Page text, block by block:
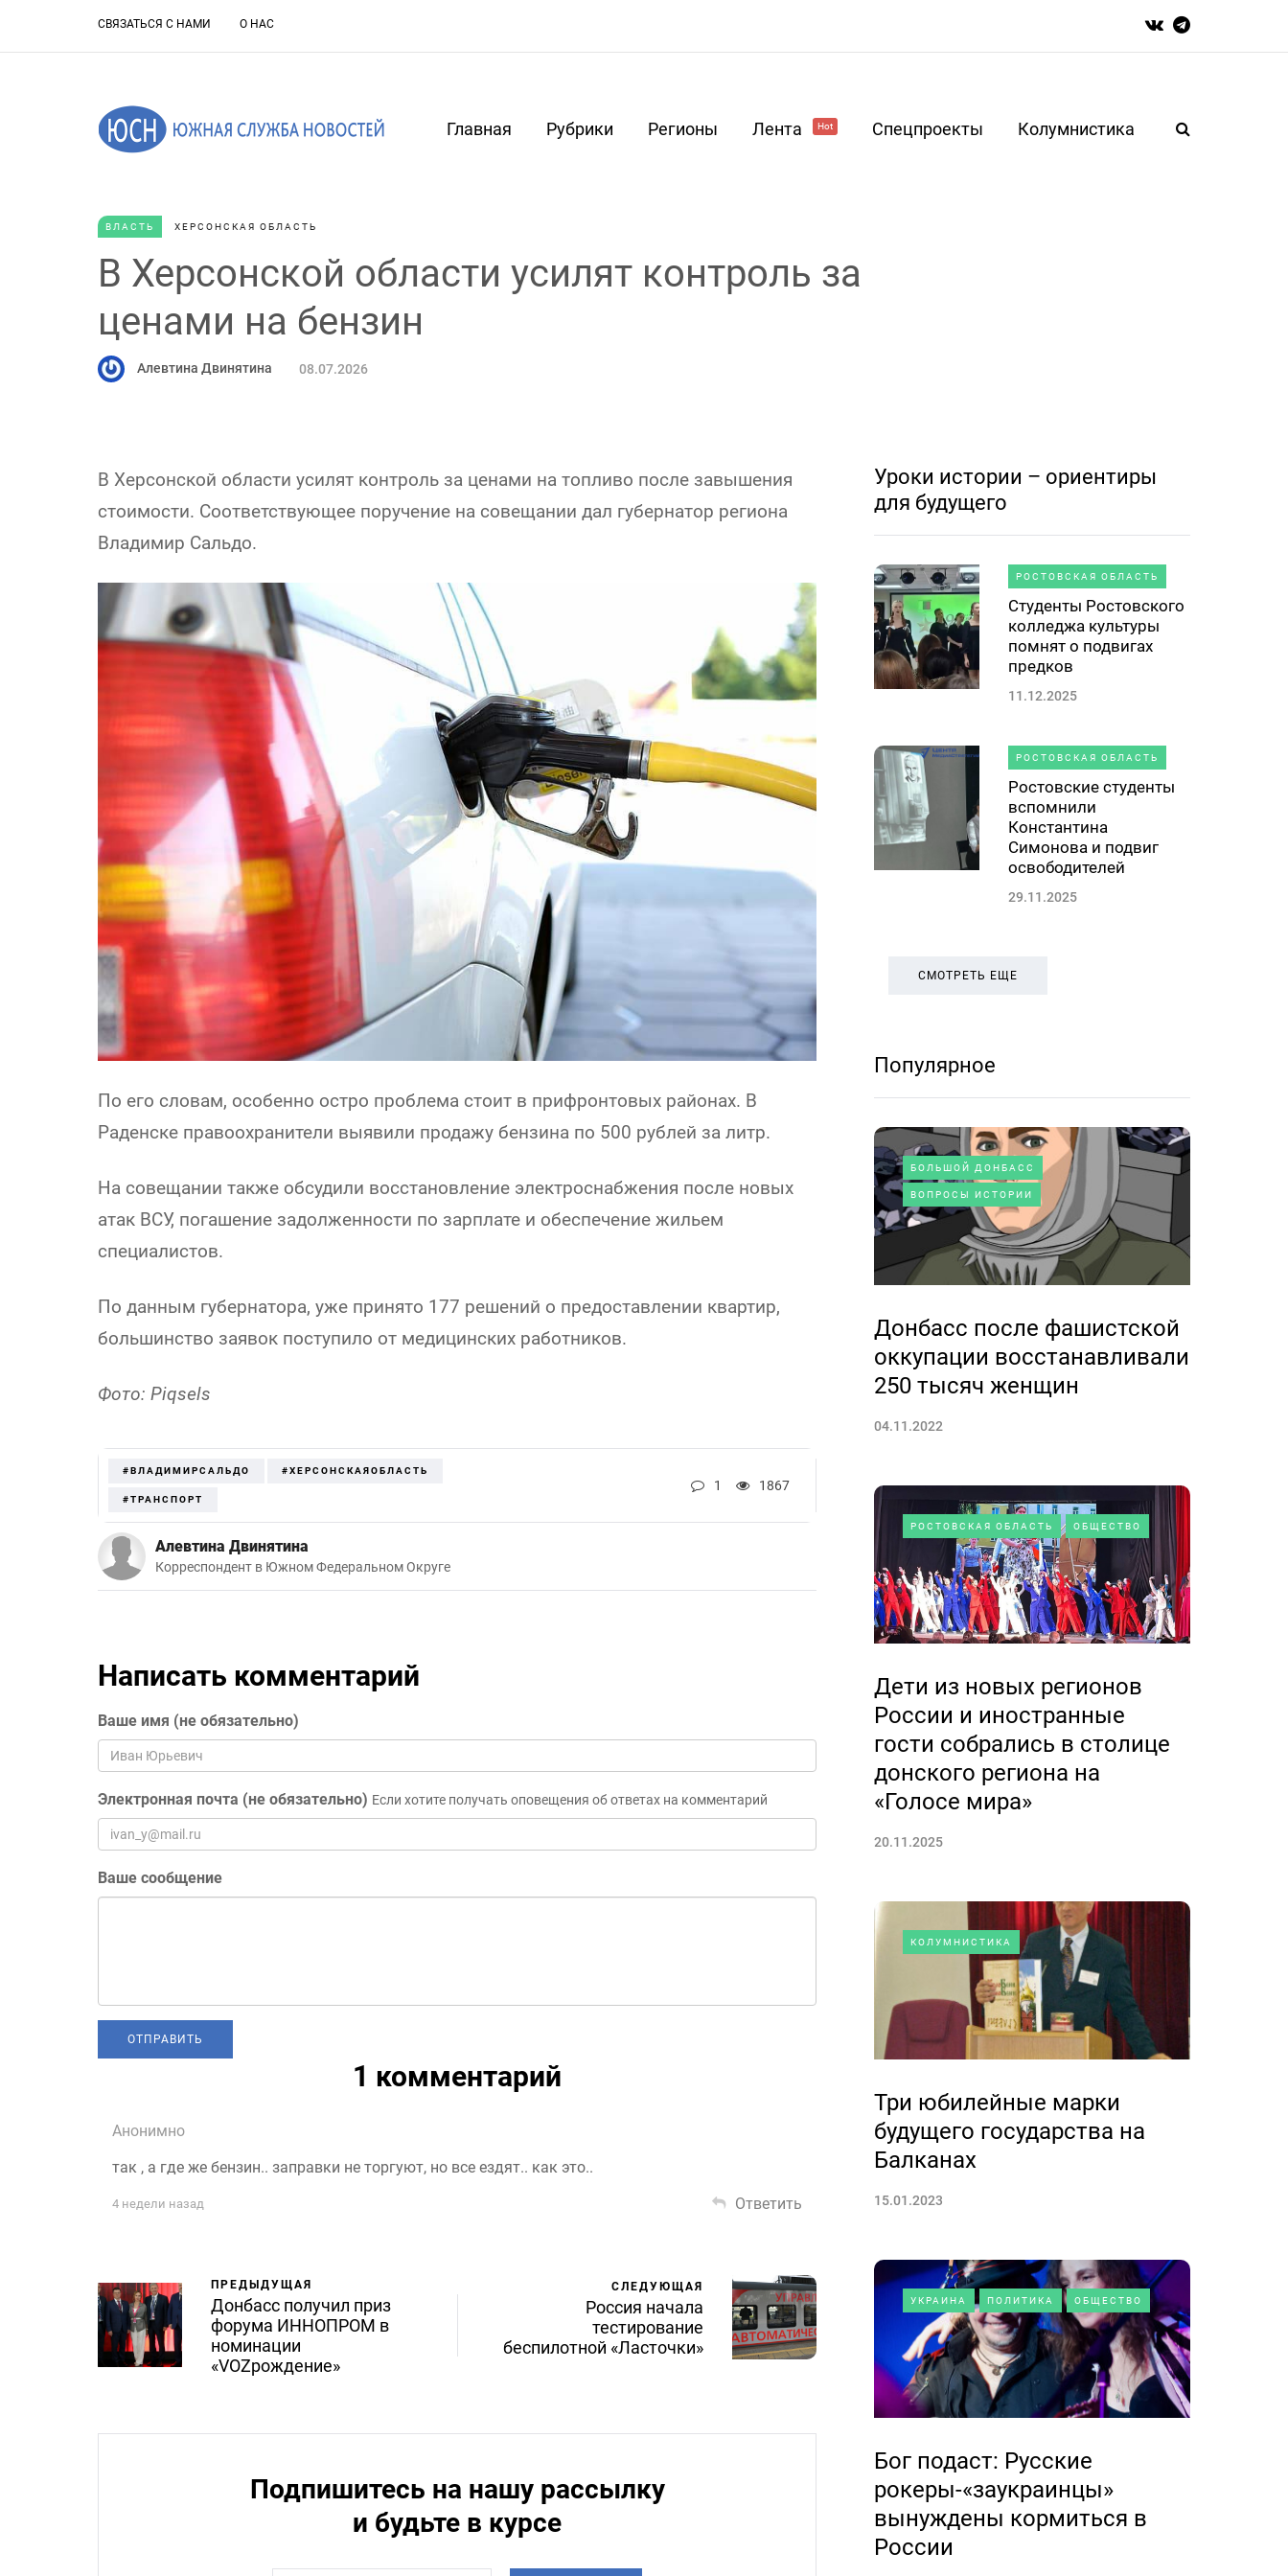
СВЯЗАТЬСЯ С НАМИ О НАС
Главная Рубрики Регионы Лента Hot Спецпроекты Колумнистика
ВЛАСТЬ ХЕРСОНСКАЯ ОБЛАСТЬ
В Херсонской области усилят контроль за
ценами на бензин
Алевтина Двинятина 08.07.2026
В Херсонской области усилят контроль за ценами на топливо после завышения
стоимости. Соответствующее поручение на совещании дал губернатор региона
Владимир Сальдо.
По его словам, особенно остро проблема стоит в прифронтовых районах. В
Раденске правоохранители выявили продажу бензина по 500 рублей за литр.
На совещании также обсудили восстановление электроснабжения после новых
атак ВСУ, погашение задолженности по зарплате и обеспечение жильем
специалистов.
По данным губернатора, уже принято 177 решений о предоставлении квартир,
большинство заявок поступило от медицинских работников.
Фото: Piqsels
#ВЛАДИМИРСАЛЬДО #ХЕРСОНСКАЯОБЛАСТЬ
#ТРАНСПОРТ
1 1867
Алевтина Двинятина
Корреспондент в Южном Федеральном Округе
Написать комментарий
Ваше имя (не обязательно)
Электронная почта (не обязательно) Если хотите получать оповещения об ответах на комментарий
Ваше сообщение
1 комментарий
Анонимно
так , а где же бензин.. заправки не торгуют, но все ездят.. как это..
4 недели назад Ответить
ПРЕДЫДУЩАЯ
Донбасс получил приз
форума ИННОПРОМ в
номинации
«VOZрождение»
СЛЕДУЮЩАЯ
Россия начала
тестирование
беспилотной «Ласточки»
Подпишитесь на нашу рассылку
и будьте в курсе
Уроки истории – ориентиры
для будущего
РОСТОВСКАЯ ОБЛАСТЬ
Студенты Ростовского
колледжа культуры
помнят о подвигах
предков
11.12.2025
РОСТОВСКАЯ ОБЛАСТЬ
Ростовские студенты
вспомнили
Константина
Симонова и подвиг
освободителей
29.11.2025
СМОТРЕТЬ ЕЩЕ
Популярное
БОЛЬШОЙ ДОНБАСС
ВОПРОСЫ ИСТОРИИ
Донбасс после фашистской
оккупации восстанавливали
250 тысяч женщин
04.11.2022
РОСТОВСКАЯ ОБЛАСТЬ ОБЩЕСТВО
Дети из новых регионов
России и иностранные
гости собрались в столице
донского региона на
«Голосе мира»
20.11.2025
КОЛУМНИСТИКА
Три юбилейные марки
будущего государства на
Балканах
15.01.2023
УКРАИНА ПОЛИТИКА ОБЩЕСТВО
Бог подаст: Русские
рокеры-«заукраинцы»
вынуждены кормиться в
России